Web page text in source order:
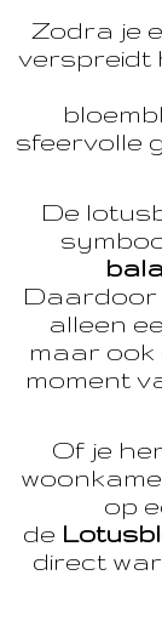
Zodra je
verspreidt
sfeervolle
De
Daardoor
alleen
maar ook
moment
Of je
op
de
direct